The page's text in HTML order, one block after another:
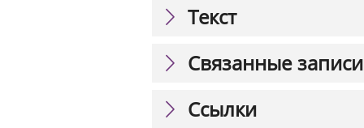
Текст
Связанные записи
Ссылки